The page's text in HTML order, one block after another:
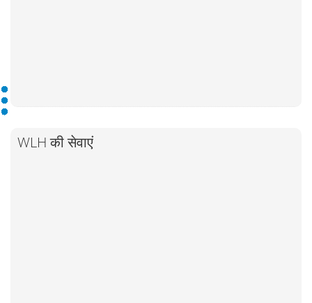
WLH की सेवाएं